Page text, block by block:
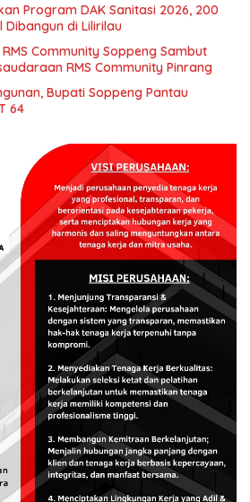
Program DAK Sanitasi 2026, 200
Dibangun di Lilirilau
Community Soppeng Sambut
RMS Community Pinrang
Bupati Soppeng Pantau
64